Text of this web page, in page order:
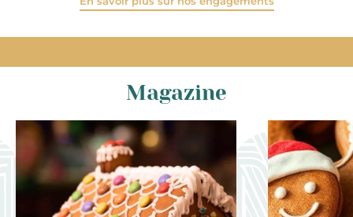
Magazine